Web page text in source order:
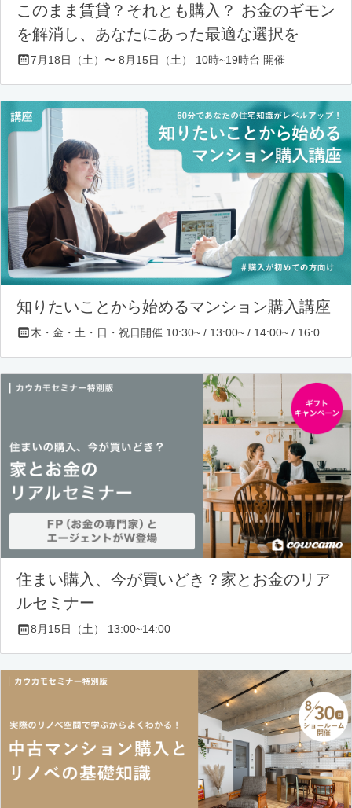
このまま賃貸？それとも購入？ お金のギモン
を解消し、あなたにあった最適な選択を
7月18日（土）〜 8月15日（土） 10時~19時台 開催
知りたいことから始めるマンション購入講座
住まい購入、今が買いどき？家とお金のリア
ルセミナー
8月15日（土） 13:00~14:00